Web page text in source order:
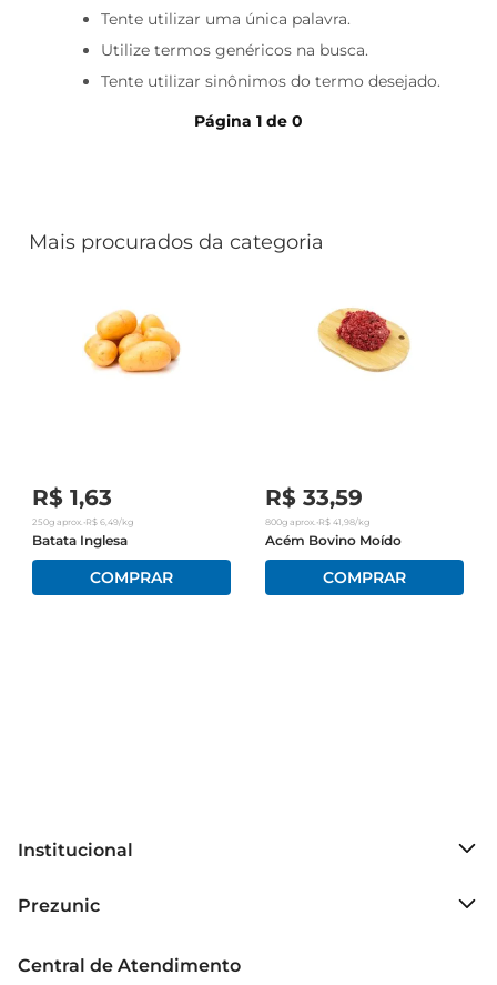
Tente utilizar uma única palavra.
Utilize termos genéricos na busca.
Tente utilizar sinônimos do termo desejado.
Página 1de 0
Mais procurados da categoria
R$ 1,63
250g aprox. •R$ 6,49/kg
Batata Inglesa
R$ 33,59
800gaprox. •R$ 41,98/kg
Acém Bovino Moído
Institucional
Grupo Cencosud
Política de Privacidade
Prezunic
Código de Ética
Central de Atendimento
papel higiênico
cerveja